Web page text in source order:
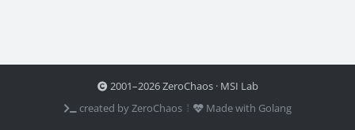
2001–2026 ZeroChaos · MSI Lab
created by ZeroChaos ⦙
Made with Golang